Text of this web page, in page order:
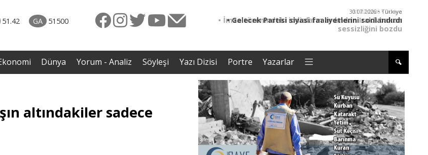
51.42 GA 51500
• İmza törenindeki iddiaların ardından Iraklı bakan
sessizliğini bozdu
30.07.2026 • Türkiye
• Gelecek Partisi siyasi faaliyetlerini sonlandırdı
Dünya Yorum - Analiz Söyleşi Yazı Dizisi Portre Yazarlar
altındakiler sadece